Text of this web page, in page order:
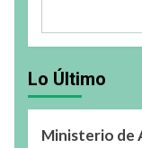
Lo Último
Ministerio de